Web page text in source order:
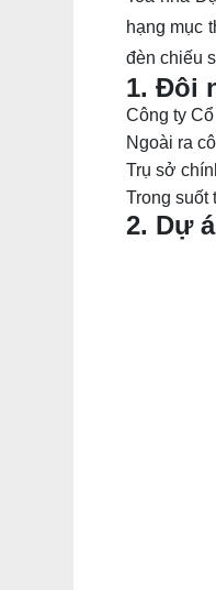
hạng mục
đèn chiếu
1. Đôi
Công ty
Ngoài ra
Trụ sở
Trong suốt
2. Dự